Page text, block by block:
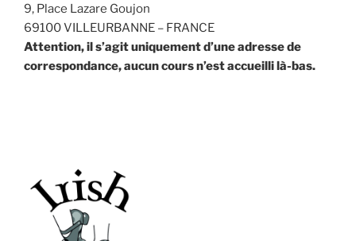
9, Place Lazare Goujon
69100 VILLEURBANNE – FRANCE
Attention, il s’agit uniquement d’une adresse de
correspondance, aucun cours n’est accueilli là-bas.